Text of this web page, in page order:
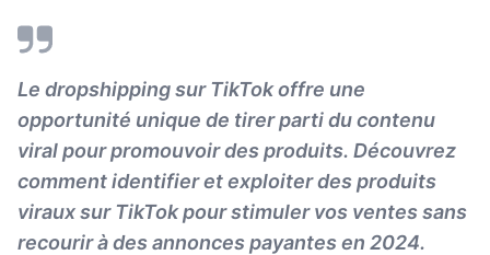
Le dropshipping sur TikTok offre une
opportunité unique de tirer parti du contenu
viral pour promouvoir des produits. Découvrez
comment identifier et exploiter des produits
viraux sur TikTok pour stimuler vos ventes sans
recourir à des annonces payantes en 2024.